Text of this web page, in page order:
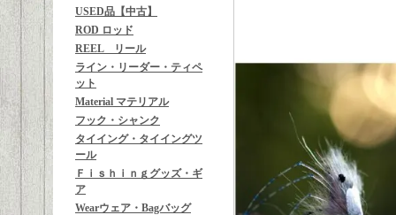
USED品【中古】
ROD ロッド
REEL リール
ライン・リーダー・ティペ
ット
Material マテリアル
フック・シャンク
タイイング・タイイングツ
ール
Ｆｉｓｈｉｎｇグッズ・ギ
ア
Wearウェア・Bagバッグ